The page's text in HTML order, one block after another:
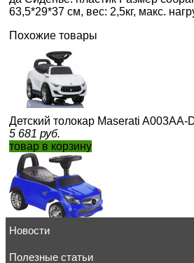
63,5*29*37 см, вес: 2,5кг, макс.
Похожие товары
Детский толокар Maserati A003AA-
5 681 руб.
товар в корзину
Детский толокар JY-Z01C синий
товар в корзину
Новости
Полезные статьи